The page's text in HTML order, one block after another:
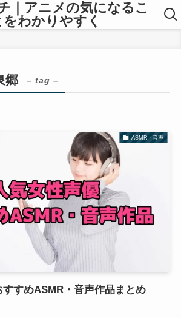
｜アニメの気になるこ
をわかりやすく
郷 – tag –
ASMR・音声
すすめASMR・音声作品まとめ